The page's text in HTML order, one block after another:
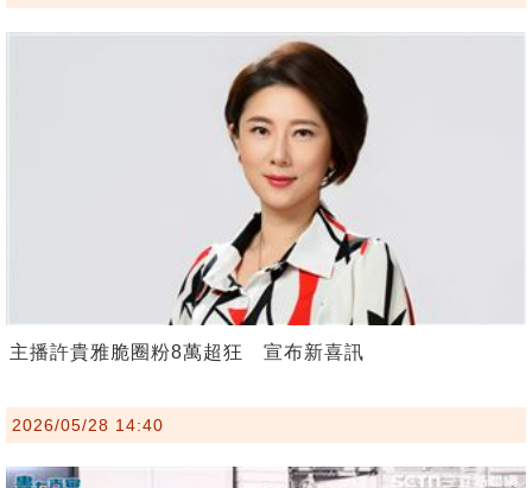
主播許貴雅脆圈粉8萬超狂 宣布新喜訊
2026/05/28 14:40